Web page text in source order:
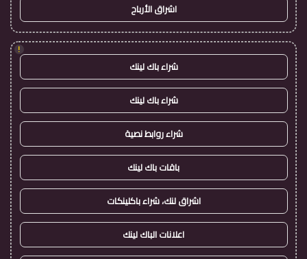
اشراق الأرباح
!
شراء باك لينك
شراء باك لينك
شراء روابط نصية
باقات باك لينك
اشراق لنك، شراء باكلينكات
اعلانات الباك لينك